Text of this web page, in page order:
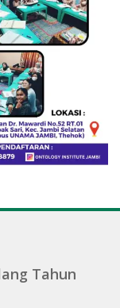
Tahun